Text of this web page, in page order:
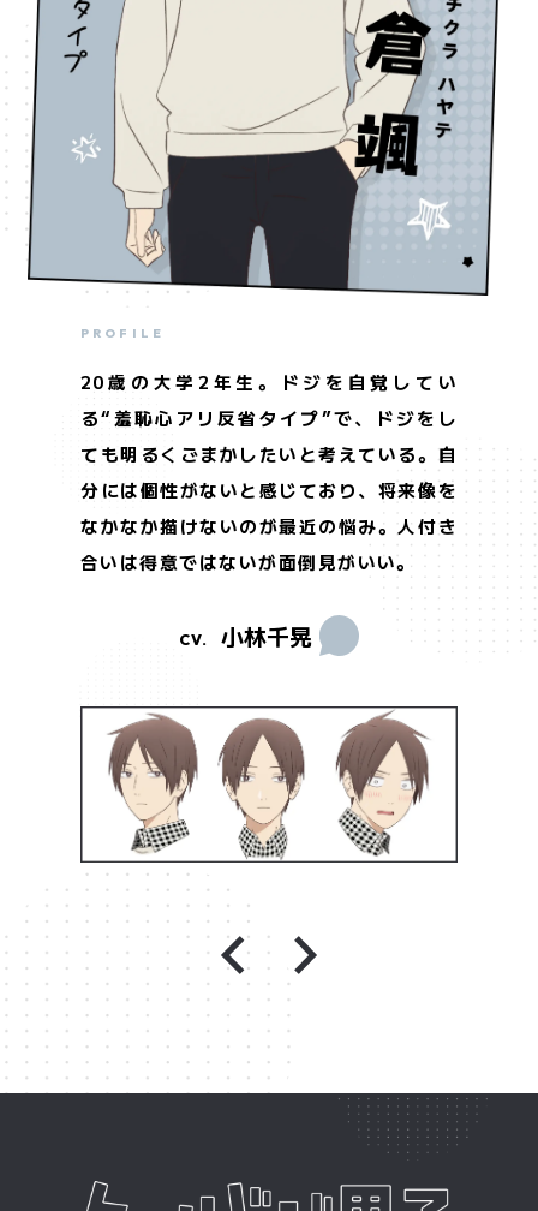
HOME NEWS
最新情報
ONAIR
放送・配信情報
INTRODUCTION
イントロダクション
CHARACTER
STAFF&CAST MOVIE
音楽情報 パッケージ情報
COMICS
原作情報
EVENT
イベント
Twitter
PROFILE
20歳の大学2年生。ドジを自覚してい
る“羞恥心アリ反省タイプ”で、ドジをし
ても明るくごまかしたいと考えている。自
分には個性がないと感じており、将来像を
なかなか描けないのが最近の悩み。人付き
合いは得意ではないが面倒見がいい。
小林千晃
PROFILE
高校2年生、17歳。ハンドボール部に所属
しており体力作りは欠かさない。ドジを指
摘されても「あえてだから」と認めな
い“強がりストイックタイプ”。見た目は
クールだが素直な性格で、そのギャップか
ら「かわいい」と言われることも多いが本
PROFILE
27歳の会社員。“無自覚無痛タイプ”でド
ジしても特に何も感じない様子。仕事には
真面目で妥協しないが、ドジで社内を和ま
せることもしばしば。そのため社内の隠れ
癒し担当になっている。多忙な日々を過ご
しているため自分にとっての「癒やし」を
PROFILE
童顔で高校生に間違われがちだが、19歳
の専門学生。“受け入れ前向きタイ
プ”で、笑いのツボが浅く、自分のドジも
自分で笑ってしまう。デザインを学んでお
り、将来のやりたいことはたくさんあるも
のの、自分には武器がないと悩み、なかな
PROFILE
27歳の小説家。“天才型自己完結タイ
プ”なクールドジ男子。幼い頃の出来事が
影響し、「人を知らないと人を書けない」
を仕事の信条している。そのためコミュ力
が高く、誰とでも友達になれる。貴之とは
顔見知りのようで…？
古川 慎